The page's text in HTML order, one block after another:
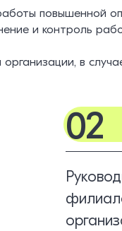
повышенной
и контроль
в
02